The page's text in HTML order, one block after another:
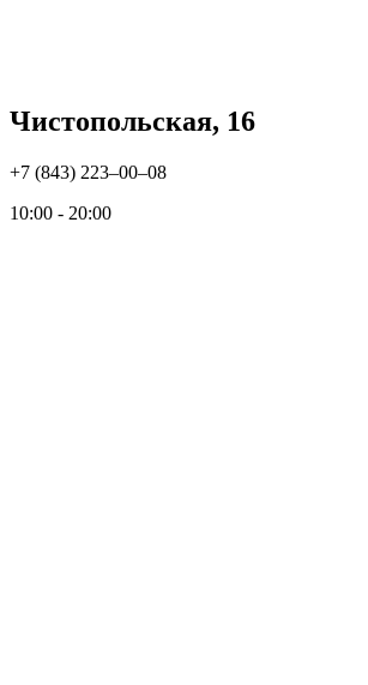
Чистопольская, 16
+7 (843) 223‒00‒08
10:00 - 20:00